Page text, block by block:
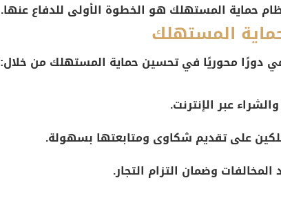
حماية المستهلك هو الخطوة الأولى للدفاع عنها.
المستهلك
دورًا محوريًا في تحسين حماية المستهلك من خلال:
عبر الإنترنت.
على تقديم شكاوى ومتابعتها بسهولة.
وضمان التزام التجار.